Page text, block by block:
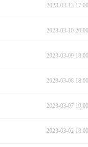
2023-03-13
2023-03-10
2023-03-09
2023-03-08
2023-03-07
2023-03-02